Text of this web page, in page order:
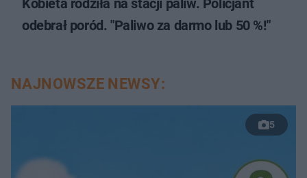
odebrał poród. "Paliwo za darmo lub 50 %!"
NAJNOWSZE NEWSY:
5